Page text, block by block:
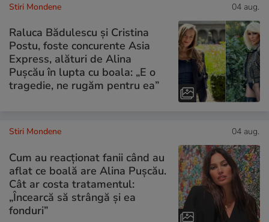
Stiri Mondene 04 aug.
Raluca Bădulescu și Cristina
Postu, foste concurente Asia
Express, alături de Alina
Pușcău în lupta cu boala: „E o
tragedie, ne rugăm pentru ea”
Stiri Mondene 04 aug.
Cum au reacționat fanii când au
aflat ce boală are Alina Pușcău.
Cât ar costa tratamentul:
„Încearcă să strângă și ea
fonduri”